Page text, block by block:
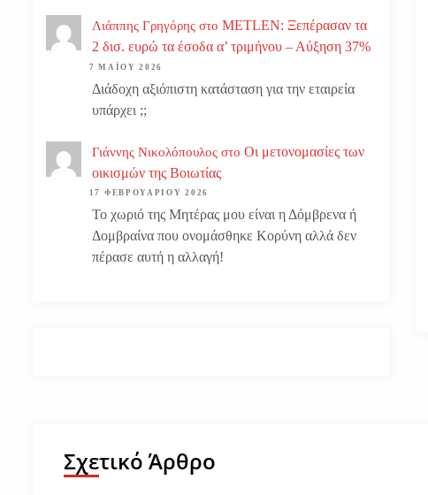
Λιάππης Γρηγόρης στο METLEN: Ξεπέρασαν τα
2 δισ. ευρώ τα έσοδα α’ τριμήνου – Αύξηση 37%
7 ΜΑΪ́ΟΥ 2026
Διάδοχη αξιόπιστη κατάσταση για την εταιρεία
υπάρχει ;;
Γιάννης Νικολόπουλος στο Οι μετονομασίες των
οικισμών της Βοιωτίας
17 ΦΕΒΡΟΥΑΡΊΟΥ 2026
Το χωριό της Μητέρας μου είναι η Δόμβρενα ή
Δομβραίνα που ονομάσθηκε Κορύνη αλλά δεν
πέρασε αυτή η αλλαγή!
Σχετικό Άρθρο